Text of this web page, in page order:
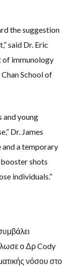
the suggestion
said Dr. Eric
of immunology
School of
and young
Dr. James
a temporary
shots
individuals.”
ο Δρ Cody
νόσου στο